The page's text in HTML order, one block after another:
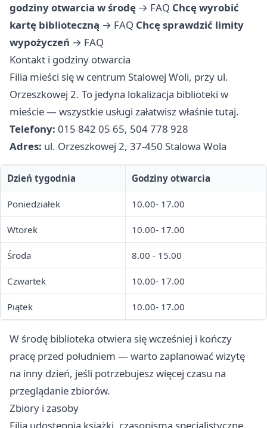
godziny otwarcia w środę → FAQ Chcę wyrobić
kartę biblioteczną → FAQ Chcę sprawdzić limity
wypożyczeń → FAQ
Kontakt i godziny otwarcia
Filia mieści się w centrum Stalowej Woli, przy ul.
Orzeszkowej 2. To jedyna lokalizacja biblioteki w
mieście — wszystkie usługi załatwisz właśnie tutaj.
Telefony: 015 842 05 65, 504 778 928
Adres: ul. Orzeszkowej 2, 37-450 Stalowa Wola
Dzień tygodnia Godziny otwarcia
Poniedziałek 10.00- 17.00
Wtorek 10.00- 17.00
Środa 8.00 - 15.00
Czwartek 10.00- 17.00
Piątek 10.00- 17.00
W środę biblioteka otwiera się wcześniej i kończy
pracę przed południem — warto zaplanować wizytę
na inny dzień, jeśli potrzebujesz więcej czasu na
przeglądanie zbiorów.
Zbiory i zasoby